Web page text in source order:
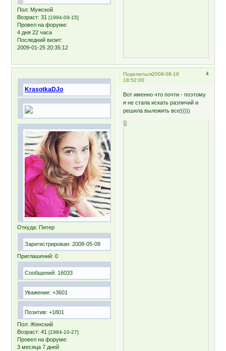
Пол: Мужской
Возраст: 31[1994-09-15]
Провел на форуме:
4 дня 22 часа
Последний визит:
2009-01-25 20:35:12
Поделиться 4
2008-08-18
18:52:00
KrasotkaDJo
Откуда: Питер
Зарегистрирован: 2008-05-09
Приглашений: 0
Сообщений: 16033
Уважение: +3601
Позитив: +1801
Пол: Женский
Возраст: 41[1984-10-27]
Провел на форуме:
3 месяца 7 дней
Вот именно что почти - поэтому
я не стала искать различий и
решила выложить все)))))
0